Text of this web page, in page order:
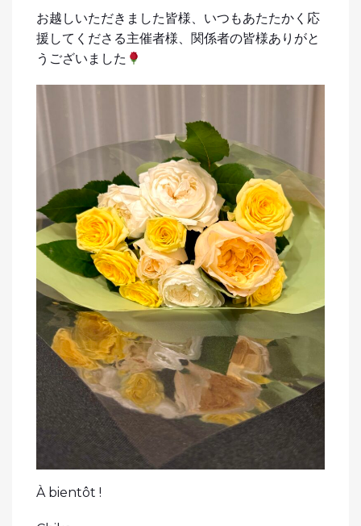
お越しいただきました皆様、いつもあたたかく応
援してくださる主催者様、関係者の皆様ありがと
うございました
À bientôt !